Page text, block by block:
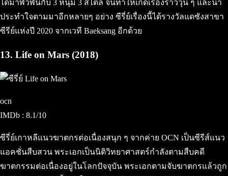
ได้มาพัวพันกับ 3 หนุ่ม 3 สไตล์ จนทำให้เกิดเรื่องราววุ่น ๆ และน่า
ประทำใจตามมาอีกหลายๆ อย่าง ซีรี่ย์เรื่องนี้ได้รางวัลแดซังสาขา
ซีรีย์แห่งปี 2020 จากเวที Baeksang อีกด้วย
13. Life on Mars (2018)
ocn
IMDb : 8.1/10
ซีรี่ย์เกาหลีแนวฆาตกรต่อเนื่องสนุก ๆ จากค่าย OCN เป็นซีรีส์แนว
แอคชั่นสืบสวน พระเอกเป็นนิติวิทยาศาสตร์กำลังตามสืบคดี
ฆาตกรรมต่อเนื่องอยู่ในโลกปัจจุบัน พระเอกตามจับฆาตกรแล้วถูก